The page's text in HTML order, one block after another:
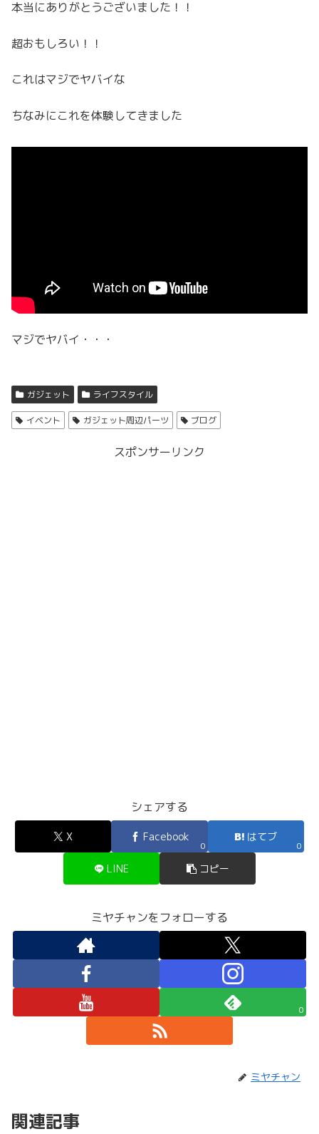
本当にありがとうございました！！
超おもしろい！！
これはマジでヤバイな
ちなみにこれを体験してきました
マジでヤバイ・・・
ガジェット ライフスタイル
イベント ガジェット周辺パーツ ブログ
スポンサーリンク
シェアする
X Facebook
0
はてブ
0
LINE コピー
ミヤチャンをフォローする
0
ミヤチャン
関連記事